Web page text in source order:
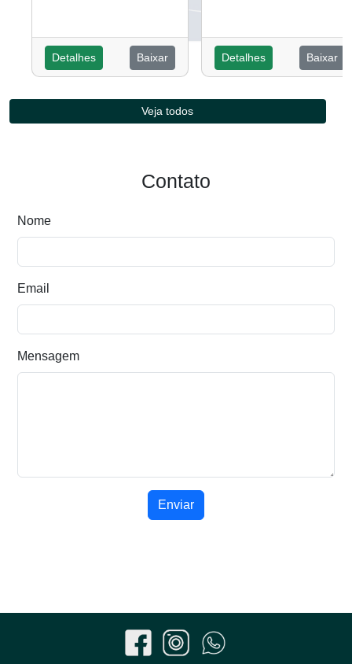
Detalhes Baixar Detalhes Baixar
Veja todos
Contato
Nome
Email
Mensagem
Enviar